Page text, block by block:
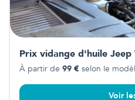
Prix vidange d'huile Jeep
À partir de 99 € selon le
Voir